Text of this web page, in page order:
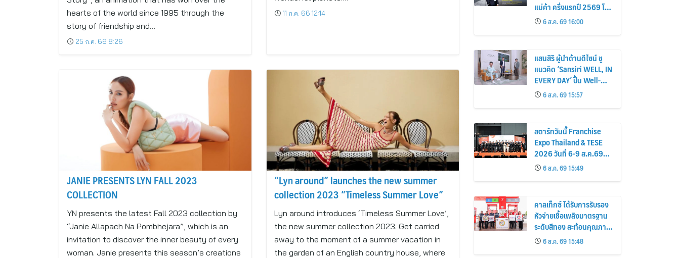
hearts of the world since 1995 through the
story of friendship and…
25 ก.ค. 66 8:26
11 ก.ค. 66 12:14
JANIE PRESENTS LYN FALL 2023
COLLECTION
YN presents the latest Fall 2023 collection by
“Janie Allapach Na Pombhejara”, which is an
invitation to discover the inner beauty of every
woman. Janie presents this season’s creations
“Lyn around” launches the new summer
collection 2023 “Timeless Summer Love”
Lyn around introduces ‘Timeless Summer Love’,
the new summer collection 2023. Get carried
away to the moment of a summer vacation in
the garden of an English country house, where
แม่ค้า ครึ่งแรกปี 2569 โต
แกร่ง! ยอดใหม่พุ่ง 55%
หนุนรายย่อยยกระดับสู่
ดิจิทัลเต็มรูปแบบ
6 ส.ค. 69 16:00
แสนสิริ ผู้นำด้านดีไซน์ ชู
แนวคิด ‘Sansiri WELL, IN
EVERY DAY’ ปั้น Well-
Being Ecosystem เชื่อมที่
อยู่อาศัย-คอมมูนิตี้-บริการ-
ไลฟ์สไตล์ เซ็ตมาตรฐาน
ใหม่อสังหาฯ ไทย
6 ส.ค. 69 15:57
สตาร์ทวันนี้ Franchise
Expo Thailand & TESE
2026 วันที่ 6-9 ส.ค.69
ฮอลล์ 6-8 เมืองทองธานี
พบทัพธุรกิจ&แฟรนไชส์
ซัพพลายเออร์สินค้า เติม
รายได้ช่วยเศรษฐกิจไทย
6 ส.ค. 69 15:49
คาลเท็กซ์ ได้รับการรับรอง
หัวจ่ายเชื้อเพลิงมาตรฐาน
ระดับสีทอง สะท้อนคุณภาพ
การบริการ ตอกย้ำความ
มั่นใจทุกการเติม
6 ส.ค. 69 15:48